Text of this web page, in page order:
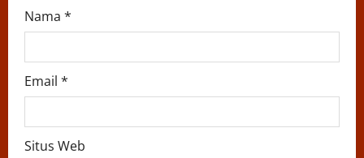
Nama *
Email *
Situs Web